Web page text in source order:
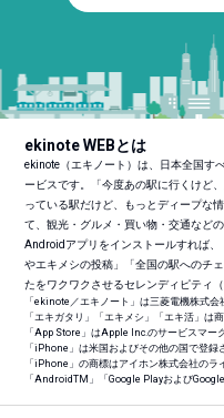
ekinote WEBとは
ekinote（エキノート）は、日本全国す
ービスです。「今度あの駅に行くけど
っている駅だけど、もっとディープな
て、観光・グルメ・買い物・交通など
Androidアプリをインストールすれば
やエキメシの投稿」「全国の駅へのチ
たをワクワクさせるセレンディピティ
「ekinote／エキノート」は三菱電機株式会
「エキガタリ」「エキメシ」「エキ活」は
「App Store」はApple Inc.のサービスマー
「iPhone」は米国およびその他の国で登録
「iPhone」の商標はアイホン株式会社のラ
「AndroidTM 」「Google Playおよび